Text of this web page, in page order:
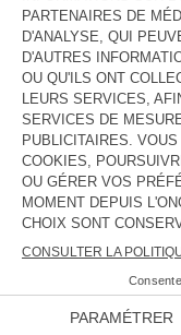
DESCRIPTION
TAILLE ET COUPE
COMPOSITION
ENTRETIEN
LIVRAISON ET